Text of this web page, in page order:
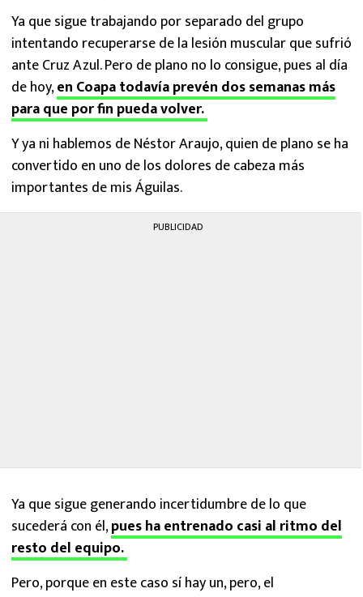
Ya que sigue trabajando por separado del grupo
intentando recuperarse de la lesión muscular que sufrió
ante Cruz Azul. Pero de plano no lo consigue, pues al día
de hoy,en Coapa todavía prevén dos semanas más
para que por fin pueda volver.
Y ya ni hablemos de Néstor Araujo, quien de plano se ha
convertido en uno de los dolores de cabeza más
importantes de mis Águilas.
PUBLICIDAD
Ya que sigue generando incertidumbre de lo que
sucederá con él,pues ha entrenado casi al ritmo del
resto del equipo.
Pero, porque en este caso sí hay un, pero, el